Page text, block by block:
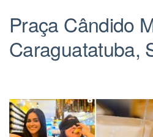
Praça Cândido
Caraguatatuba,